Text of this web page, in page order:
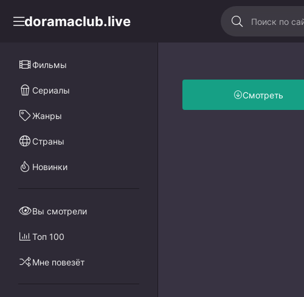
doramaclub.live
Смотреть
Фильмы
Сериалы
Жанры
Страны
Новинки
Вы смотрели
Топ 100
Мне повезёт